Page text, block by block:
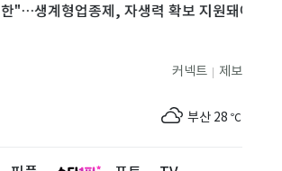
업종제, 자생력 확보 지원돼야 "폭염 피
제보
커넥트
부산 28 ℃